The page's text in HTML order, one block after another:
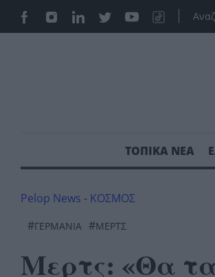
ΤΟΠΙΚΑ ΝΕΑ
Pelop News - ΚΟΣΜΟΣ
#ΓΕΡΜΑΝΙΑ #ΜΕΡΤΣ
Μερτς: «Θα